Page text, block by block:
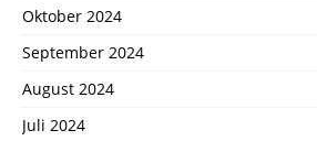
Oktober 2024
September 2024
August 2024
Juli 2024